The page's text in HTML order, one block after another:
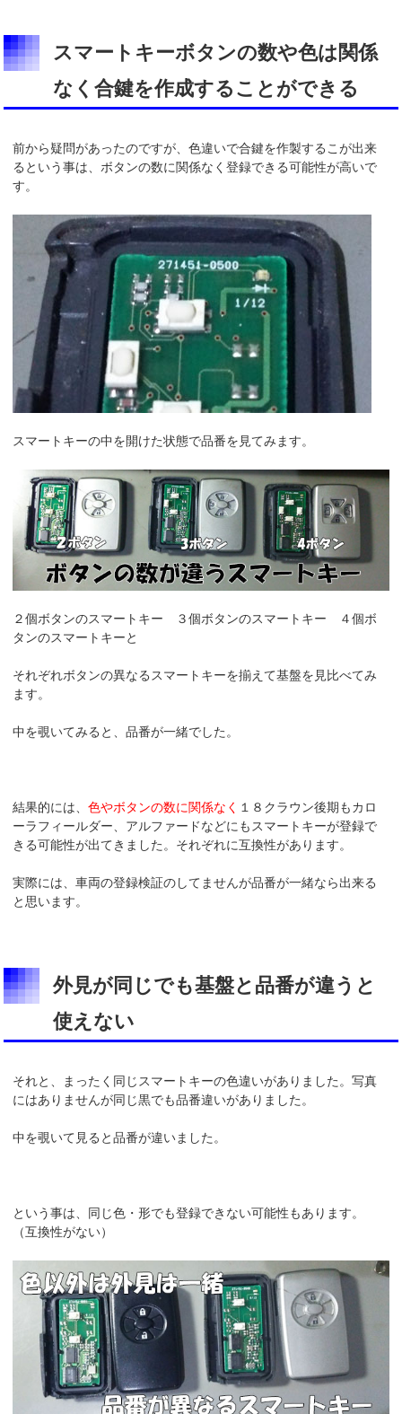
スマートキーボタンの数や色は関係
なく合鍵を作成することができる
前から疑問があったのですが、色違いで合鍵を作製するこが出来
るという事は、ボタンの数に関係なく登録できる可能性が高いで
す。
スマートキーの中を開けた状態で品番を見てみます。
２個ボタンのスマートキー ３個ボタンのスマートキー ４個ボ
タンのスマートキーと
それぞれボタンの異なるスマートキーを揃えて基盤を見比べてみ
ます。
中を覗いてみると、品番が一緒でした。
結果的には、色やボタンの数に関係なく １８クラウン後期もカロ
ーラフィールダー、アルファードなどにもスマートキーが登録で
きる可能性が出てきました。それぞれに互換性があります。
実際には、車両の登録検証のしてませんが品番が一緒なら出来る
と思います。
外見が同じでも基盤と品番が違うと
使えない
それと、まったく同じスマートキーの色違いがありました。写真
にはありませんが同じ黒でも品番違いがありました。
中を覗いて見ると品番が違いました。
という事は、同じ色・形でも登録できない可能性もあります。
（互換性がない）